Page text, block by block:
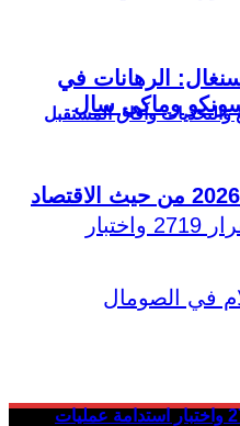
وآفاق المستقبل
متلازمة مقديشو: القرار 2719 واختبار استدامة عمليات
الرهانات في
وماكي سال
أفضل 10 دول إفريقية في 2026 من حيث الاقتصاد